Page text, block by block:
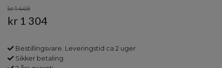
kr 1 449
kr 1 304
Bestillingsvare. Leveringstid ca 2 uger
Sikker betaling